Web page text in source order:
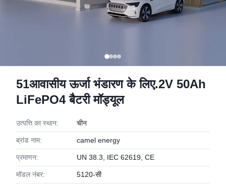
51आवासीय ऊर्जा भंडारण के लिए.2V 50Ah
LiFePO4 बैटरी मॉड्यूल
उत्पत्ति का स्थान: चीन
ब्रांड नाम: camel energy
प्रमाणन: UN 38.3, IEC 62619, CE
मॉडल नंबर: 5120-सी